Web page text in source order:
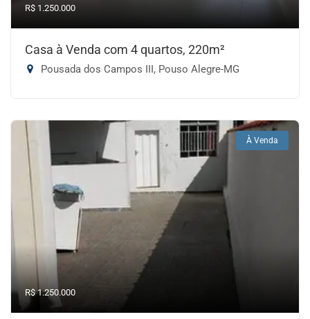
R$ 1.250.000
Casa à Venda com 4 quartos, 220m²
Pousada dos Campos III, Pouso Alegre-MG
À Venda
R$ 1.250.000